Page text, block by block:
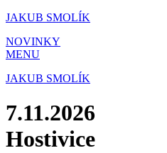
Přejít
obsahu
JAKUB SMOLÍK
NOVINKY
MENU
JAKUB SMOLÍK
7.11.2026
Hostivice